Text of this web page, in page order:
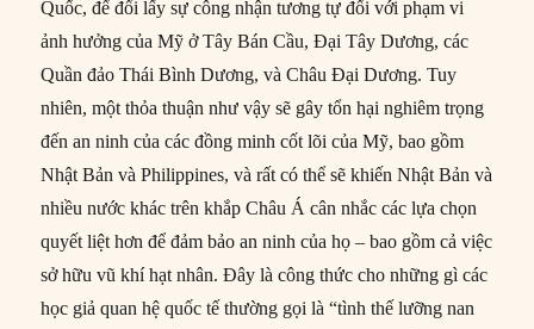
Quốc, để đổi lấy sự công nhận tương tự đối với phạm vi
ảnh hưởng của Mỹ ở Tây Bán Cầu, Đại Tây Dương, các
Quần đảo Thái Bình Dương, và Châu Đại Dương. Tuy
nhiên, một thỏa thuận như vậy sẽ gây tổn hại nghiêm trọng
đến an ninh của các đồng minh cốt lõi của Mỹ, bao gồm
Nhật Bản và Philippines, và rất có thể sẽ khiến Nhật Bản và
nhiều nước khác trên khắp Châu Á cân nhắc các lựa chọn
quyết liệt hơn để đảm bảo an ninh của họ – bao gồm cả việc
sở hữu vũ khí hạt nhân. Đây là công thức cho những gì các
học giả quan hệ quốc tế thường gọi là “tình thế lưỡng nan